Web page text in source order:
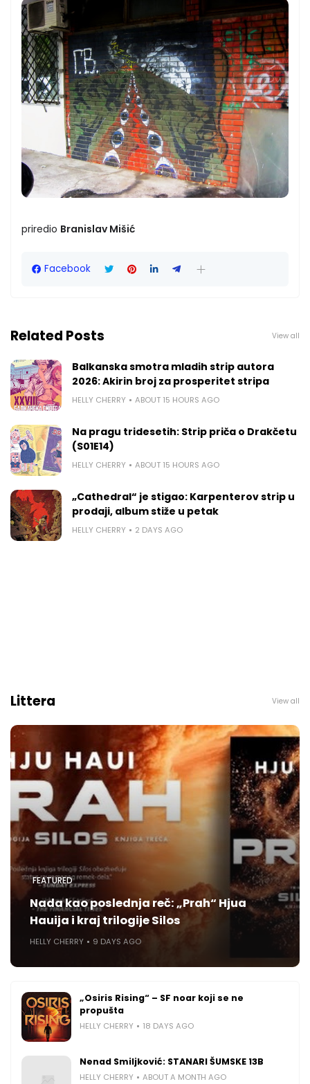
priredio Branislav Mišić
Facebook
Related Posts View all
Balkanska smotra mladih strip autora
2026: Akirin broj za prosperitet stripa
HELLY CHERRY ABOUT 15 HOURS AGO
Na pragu tridesetih: Strip priča o Drakčetu
(S01E14)
HELLY CHERRY ABOUT 15 HOURS AGO
„Cathedral“ je stigao: Karpenterov strip u
prodaji, album stiže u petak
HELLY CHERRY 2 DAYS AGO
Littera View all
FEATURED
Nada kao poslednja reč: „Prah“ Hjua
Hauija i kraj trilogije Silos
HELLY CHERRY 9 DAYS AGO
„Osiris Rising“ – SF noar koji se ne
propušta
HELLY CHERRY 18 DAYS AGO
Nenad Smiljković: STANARI ŠUMSKE 13B
HELLY CHERRY ABOUT A MONTH AGO